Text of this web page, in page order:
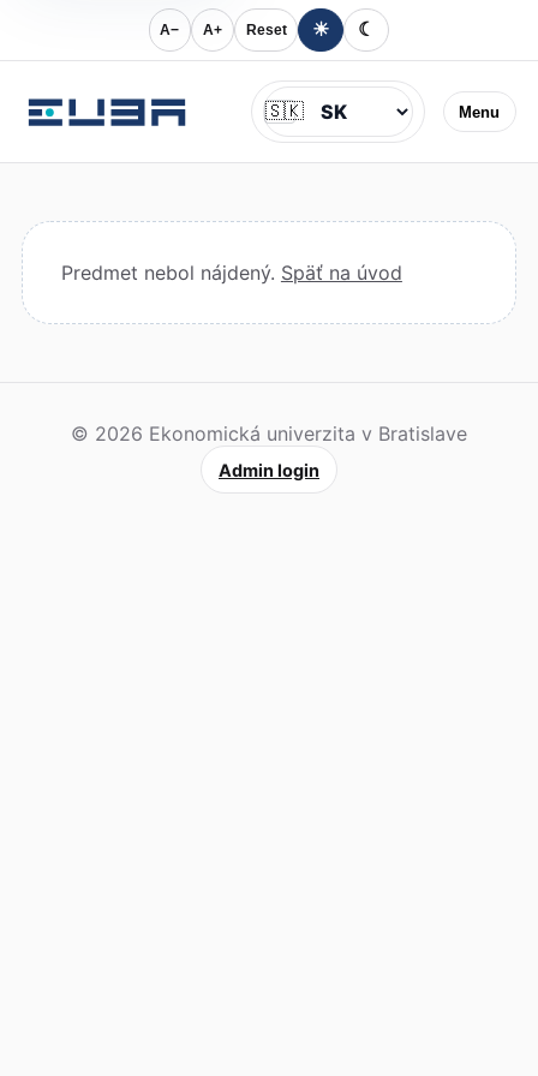
A− A+ Reset ☀ ☾
Menu
Jazyk
🇸🇰
Predmet nebol nájdený. Späť na úvod
© 2026 Ekonomická univerzita v Bratislave
Admin login